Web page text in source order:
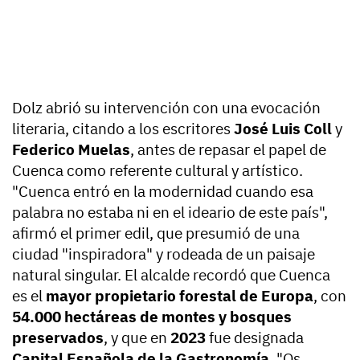
Dolz abrió su intervención con una evocación
literaria, citando a los escritoresJosé Luis Colly
Federico Muelas, antes de repasar el papel de
Cuenca como referente cultural y artístico.
"Cuenca entró en la modernidad cuando esa
palabra no estaba ni en el ideario de este país",
afirmó el primer edil, que presumió de una
ciudad "inspiradora" y rodeada de un paisaje
natural singular. El alcalde recordó que Cuenca
es el mayor propietario forestal de Europa, con
54.000 hectáreas de montes y bosques
preservados, y que en 2023fue designada